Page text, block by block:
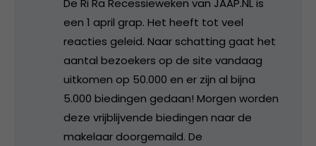
een 1 april grap. Het heeft tot veel
reacties geleid. Naar schatting gaat het
aantal bezoekers op de site vandaag
uitkomen op 50.000 en er zijn al bijna
5.000 biedingen gedaan! Morgen worden
deze vrijblijvende biedingen naar de
makelaar doorgemaild. De